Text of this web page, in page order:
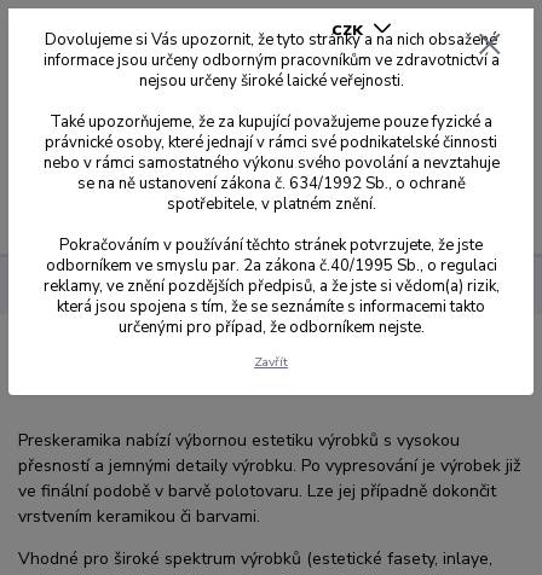
CZK
0,00 Kč
Sagemax PressCeramic
Preskeramika nabízí výbornou estetiku výrobků s vysokou
přesností a jemnými detaily výrobku. Po vypresování je výrobek již
ve finální podobě v barvě polotovaru. Lze jej případně dokončit
vrstvením keramikou či barvami.
Vhodné pro široké spektrum výrobků (estetické fasety, inlaye,
Dovolujeme si Vás upozornit, že tyto stránky a na nich obsažené
informace jsou určeny odborným pracovníkům ve zdravotnictví a
nejsou určeny široké laické veřejnosti.
Také upozorňujeme, že za kupující považujeme pouze fyzické a
právnické osoby, které jednají v rámci své podnikatelské činnosti
nebo v rámci samostatného výkonu svého povolání a nevztahuje
se na ně ustanovení zákona č. 634/1992 Sb., o ochraně
spotřebitele, v platném znění.
Pokračováním v používání těchto stránek potvrzujete, že jste
odborníkem ve smyslu par. 2a zákona č.40/1995 Sb., o regulaci
reklamy, ve znění pozdějších předpisů, a že jste si vědom(a) rizik,
která jsou spojena s tím, že se seznámíte s informacemi takto
určenými pro případ, že odborníkem nejste.
Zavřít